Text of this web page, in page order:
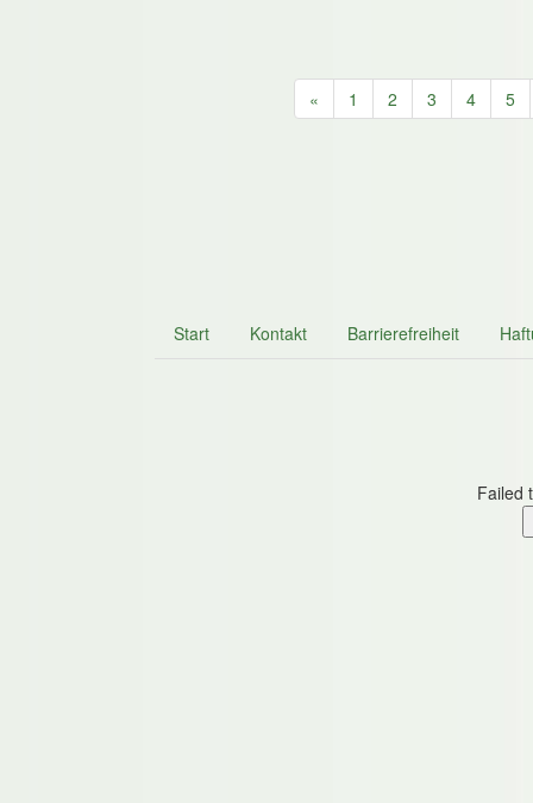
« 1 2 3 4 5
Start Kontakt Barrierefreiheit
Failed